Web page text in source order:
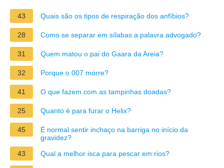
43 Quais são os tipos de respiração dos anfíbios?
28 Como se separar em sílabas a palavra advogado?
31 Quem matou o pai do Gaara da Areia?
32 Porque o 007 morre?
41 O que fazem com as tampinhas doadas?
25 Quanto é para furar o Helix?
45
É normal sentir inchaço na barriga no início da
gravidez?
43
Qual a melhor isca para pescar em rios?